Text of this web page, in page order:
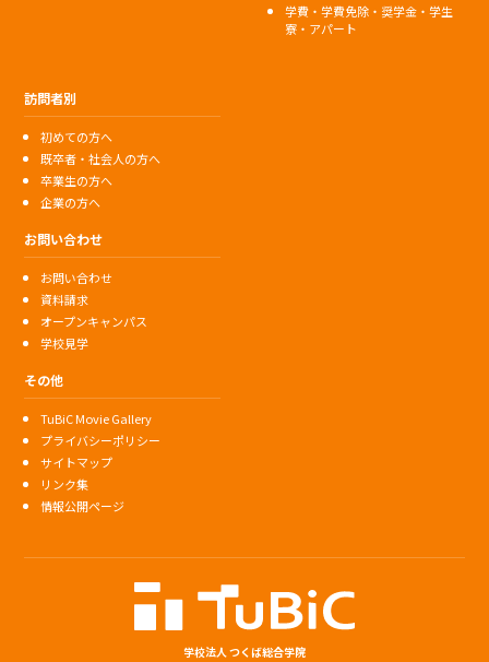
学費・学費免除・奨学金・学生
寮・アパート
訪問者別
初めての方へ
既卒者・社会人の方へ
卒業生の方へ
企業の方へ
お問い合わせ
お問い合わせ
資料請求
オープンキャンパス
学校見学
その他
TuBiC Movie Gallery
プライバシーポリシー
サイトマップ
リンク集
情報公開ページ
学校法人 つくば総合学院